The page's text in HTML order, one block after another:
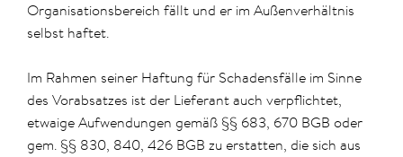
Organisationsbereich fällt und er im Außenverhältnis
selbst haftet.
Im Rahmen seiner Haftung für Schadensfälle im Sinne
des Vorabsatzes ist der Lieferant auch verpflichtet,
etwaige Aufwendungen gemäß §§ 683, 670 BGB oder
gem. §§ 830, 840, 426 BGB zu erstatten, die sich aus